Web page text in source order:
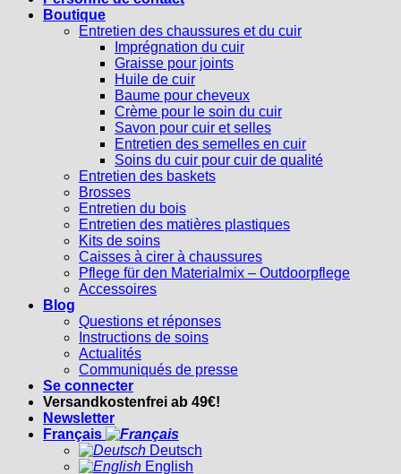
Boutique
Entretien des chaussures et du cuir
Imprégnation du cuir
Graisse pour joints
Huile de cuir
Baume pour cheveux
Crème pour le soin du cuir
Savon pour cuir et selles
Entretien des semelles en cuir
Soins du cuir pour cuir de qualité
Entretien des baskets
Brosses
Entretien du bois
Entretien des matières plastiques
Kits de soins
Caisses à cirer à chaussures
Pflege für den Materialmix – Outdoorpflege
Accessoires
Blog
Questions et réponses
Instructions de soins
Actualités
Communiqués de presse
Se connecter
Versandkostenfrei ab 49€!
Newsletter
Français
Deutsch
English